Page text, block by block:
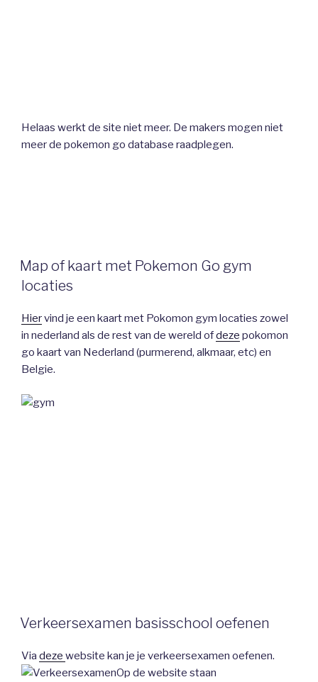
Helaas werkt de site niet meer. De makers mogen niet
meer de pokemon go database raadplegen.
Map of kaart met Pokemon Go gym
locaties
Hiervind je een kaart met Pokomon gym locaties zowel
in nederland als de rest van de wereld ofdeze pokomon
go kaart van Nederland (purmerend, alkmaar, etc) en
Belgie.
Verkeersexamen basisschool oefenen
Via deze website kan je je verkeersexamen oefenen.
Op de website staan